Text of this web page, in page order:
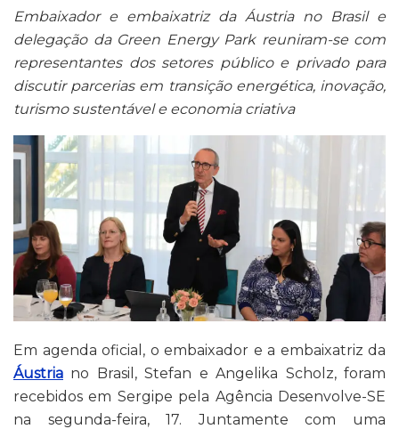
Embaixador e embaixatriz da Áustria no Brasil e
delegação da Green Energy Park reuniram-se com
representantes dos setores público e privado para
discutir parcerias em transição energética, inovação,
turismo sustentável e economia criativa
Em agenda oficial, o embaixador e a embaixatriz da
Áustria no Brasil, Stefan e Angelika Scholz, foram
recebidos em Sergipe pela Agência Desenvolve-SE
na segunda-feira, 17. Juntamente com uma